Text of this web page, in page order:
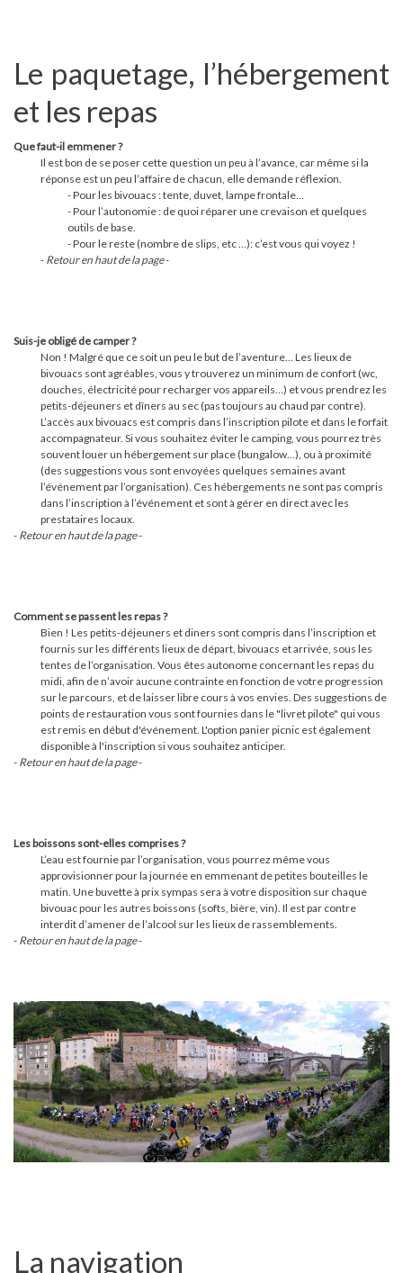
Le paquetage, l’hébergement
et les repas
Que faut-il emmener ?
Il est bon de se poser cette question un peu à l’avance, car même si la
réponse est un peu l’affaire de chacun, elle demande réflexion.
- Pour les bivouacs : tente, duvet, lampe frontale…
- Pour l’autonomie : de quoi réparer une crevaison et quelques
outils de base.
- Pour le reste (nombre de slips, etc …): c’est vous qui voyez !
- Retour en haut de la page-
Suis-je obligé de camper ?
Non ! Malgré que ce soit un peu le but de l’aventure… Les lieux de
bivouacs sont agréables, vous y trouverez un minimum de confort (wc,
douches, électricité pour recharger vos appareils…) et vous prendrez les
petits-déjeuners et dîners au sec (pas toujours au chaud par contre).
L’accès aux bivouacs est compris dans l’inscription pilote et dans le forfait
accompagnateur. Si vous souhaitez éviter le camping, vous pourrez très
souvent louer un hébergement sur place (bungalow…), ou à proximité
(des suggestions vous sont envoyées quelques semaines avant
l’événement par l’organisation). Ces hébergements ne sont pas compris
dans l’inscription à l’événement et sont à gérer en direct avec les
prestataires locaux.
- Retour en haut de la page-
Comment se passent les repas ?
Bien ! Les petits-déjeuners et diners sont compris dans l’inscription et
fournis sur les différents lieux de départ, bivouacs et arrivée, sous les
tentes de l’organisation. Vous êtes autonome concernant les repas du
midi, afin de n’avoir aucune contrainte en fonction de votre progression
sur le parcours, et de laisser libre cours à vos envies. Des suggestions de
points de restauration vous sont fournies dans le "livret pilote" qui vous
est remis en début d'événement. L'option panier picnic est également
disponible à l'inscription si vous souhaitez anticiper.
- Retour en haut de la page-
Les boissons sont-elles comprises ?
L’eau est fournie par l’organisation, vous pourrez même vous
approvisionner pour la journée en emmenant de petites bouteilles le
matin. Une buvette à prix sympas sera à votre disposition sur chaque
bivouac pour les autres boissons (softs, bière, vin). Il est par contre
interdit d’amener de l’alcool sur les lieux de rassemblements.
- Retour en haut de la page-
La navigation